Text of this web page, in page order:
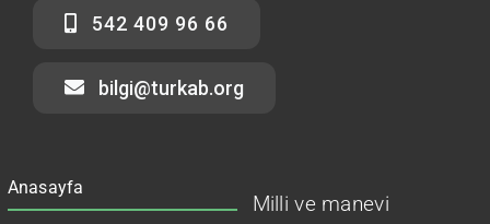
542 409 96 66
bilgi@turkab.org
Anasayfa
Milli ve manevi